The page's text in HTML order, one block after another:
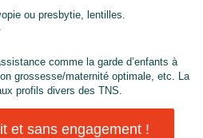
ou presbytie, lentilles.
comme la garde d’enfants à
grossesse/maternité optimale, etc. La
profils divers des TNS.
et sans engagement !